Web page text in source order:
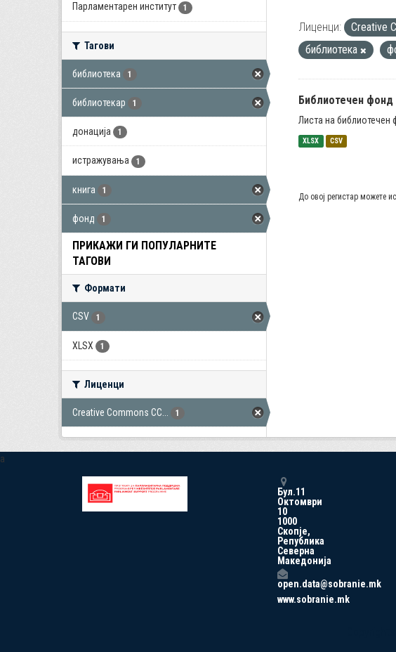
Парламентарен институт 1
Тагови
библиотека 1
библиотекар 1
донација 1
истражувања 1
книга 1
фонд 1
ПРИКАЖИ ГИ ПОПУЛАРНИТЕ
ТАГОВИ
Формати
CSV 1
XLSX 1
Лиценци
Creative Commons CC... 1
Лиценци: Creative
библиотека
Библиотечен фонд
Листа на библиотечен
XLSX CSV
До овој регистар можете
a
Бул.11
Октомври
10
1000
Скопје,
Република
Северна
Македонија
open.data@sobranie.mk
www.sobranie.mk